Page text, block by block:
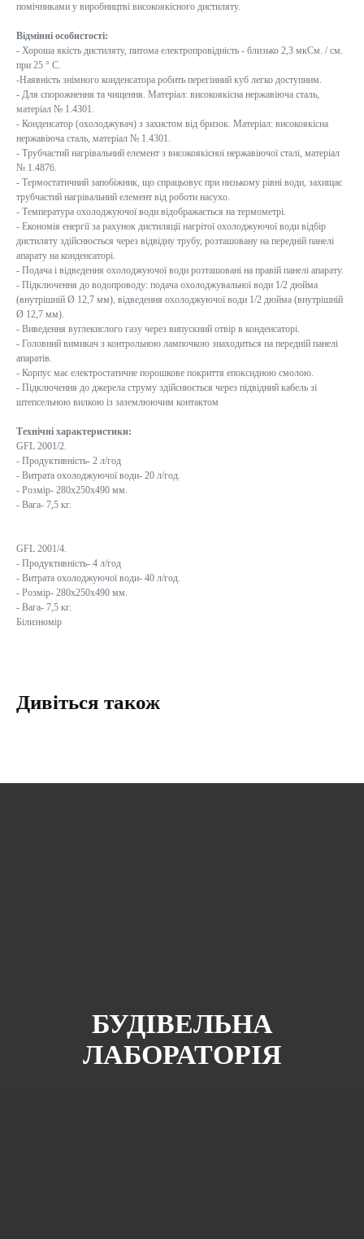
помічниками у виробництві високоякісного дистиляту.
Відмінні особистості:
- Хороша якість дистиляту, питома електропровідність - близько 2,3 мкСм. / см.
при 25 ° C.
-Наявність знімного конденсатора робить перегінний куб легко доступним.
- Для спорожнення та чищення. Матеріал: високоякісна нержавіюча сталь,
матеріал № 1.4301.
- Конденсатор (охолоджувач) з захистом від бризок. Матеріал: високоякісна
нержавіюча сталь, матеріал № 1.4301.
- Трубчастий нагрівальний елемент з високоякісної нержавіючої сталі, матеріал
№ 1.4876.
- Термостатичний запобіжник, що спрацьовує при низькому рівні води, захищає
трубчастий нагрівальний елемент від роботи насухо.
- Температура охолоджуючої води відображається на термометрі.
- Економія енергії за рахунок дистиляції нагрітої охолоджуючої води відбір
дистиляту здійснюється через відвідну трубу, розташовану на передній панелі
апарату на конденсаторі.
- Подача і відведення охолоджуючої води розташовані на правій панелі апарату.
- Підключення до водопроводу: подача охолоджувальної води 1/2 дюйма
(внутрішній Ø 12,7 мм), відведення охолоджуючої води 1/2 дюйма (внутрішній
Ø 12,7 мм).
- Виведення вуглекислого газу через випускний отвір в конденсаторі.
- Головний вимикач з контрольною лампочкою знаходиться на передній панелі
апаратів.
- Корпус має електростатичне порошкове покриття епоксидною смолою.
- Підключення до джерела струму здійснюється через підвідний кабель зі
штепсельною вилкою із заземлюючим контактом
Технічні характеристики:
GFL 2001/2.
- Продуктивність- 2 л/год
- Витрата охолоджуючої води- 20 л/год.
- Розмір- 280х250х490 мм.
- Вага- 7,5 кг.
GFL 2001/4.
- Продуктивність- 4 л/год
- Витрата охолоджуючої води- 40 л/год.
- Розмір- 280х250х490 мм.
- Вага- 7,5 кг.
Білизномір
Дивіться також
БУДIВЕЛЬНА
ЛАБОРАТОРIЯ